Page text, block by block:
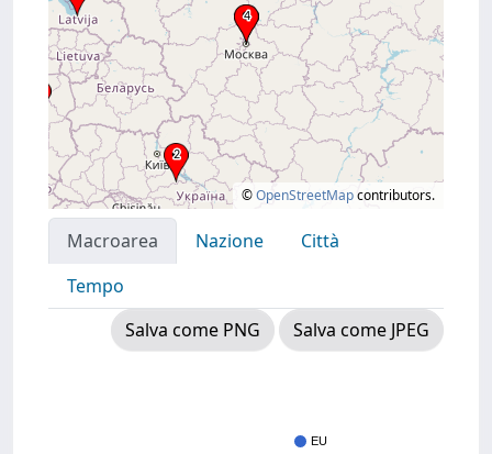
©OpenStreetMapcontributors.
Macroarea Nazione
Città
Tempo
Salva come PNG
Salva come JPEG
EU